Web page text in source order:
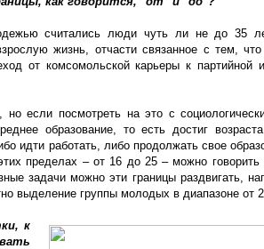
считались люди чуть ли не до 35
жизнь, отчасти связанное с тем,
от комсомольской карьеры к партийной
но если посмотреть на это с
образование, то есть достиг
идти работать, либо продолжать свое
пределах – от 16 до 25 – можно
задачи можно эти границы раздвигать,
выделение группы молодых в диапазоне от
к